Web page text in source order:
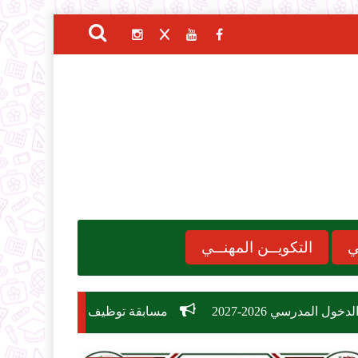
التكويــن المهنــي
مسابقة توظيف وزارة التربية الوطنية 2026: دليل الشروط، التخصصات، وكيفية التسجيل في 26,209 منصب